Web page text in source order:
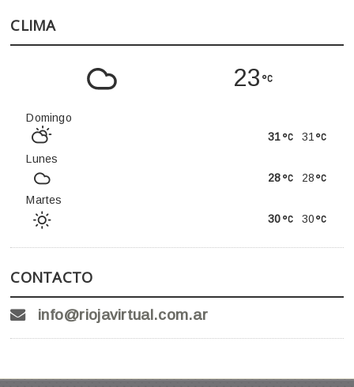
CLIMA
23
Domingo
31
31
Lunes
28
28
Martes
30
30
CONTACTO
info@riojavirtual.com.ar